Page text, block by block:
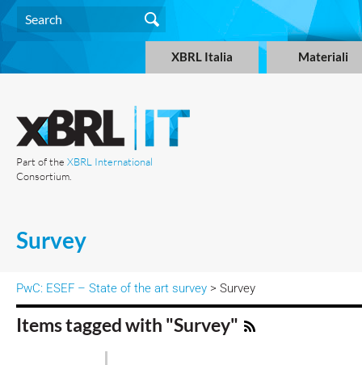
XBRL Italia Materiali
Part of the XBRL International
Consortium.
Survey
PwC: ESEF – State of the art survey > Survey
Items tagged with "Survey"